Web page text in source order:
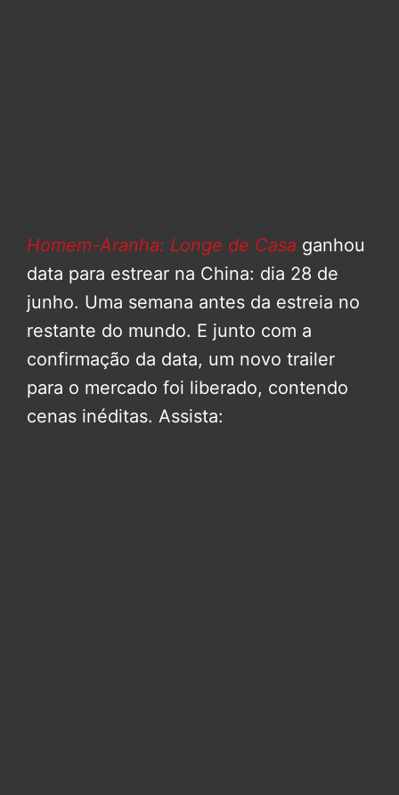
Homem-Aranha: Longe de Casa ganhou
data para estrear na China: dia 28 de
junho. Uma semana antes da estreia no
restante do mundo. E junto com a
confirmação da data, um novo trailer
para o mercado foi liberado, contendo
cenas inéditas. Assista: